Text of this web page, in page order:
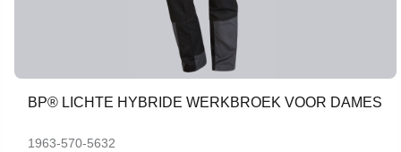
BP® LICHTE HYBRIDE WERKBROEK VOOR DAMES
1963-570-5632